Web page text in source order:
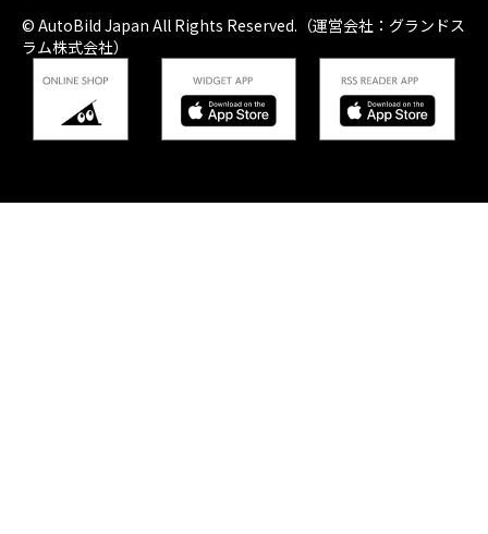
© AutoBild Japan All Rights Reserved.（運営会社：グランドス
ラム株式会社）